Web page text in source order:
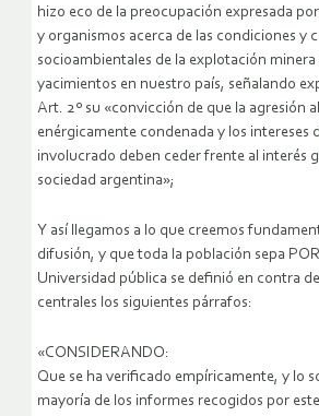
hizo eco de la preocupación expresada
y organismos acerca de las condiciones y
socioambientales de la explotación
yacimientos en nuestro país, señalando
Art. 2º su «convicción de que la agresión
enérgicamente condenada y los intereses
involucrado deben ceder frente al interés
sociedad argentina»;
Y así llegamos a lo que creemos
difusión, y que toda la población sepa
Universidad pública se definió en contra
centrales los siguientes párrafos:
«CONSIDERANDO:
Que se ha verificado empíricamente, y lo
mayoría de los informes recogidos por